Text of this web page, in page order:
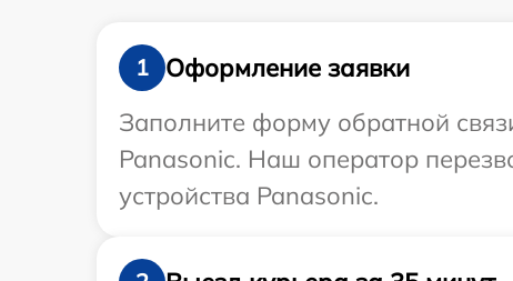
1
Оформление заявки
Заполните форму обратной
Panasonic. Наш оператор
устройства Panasonic.